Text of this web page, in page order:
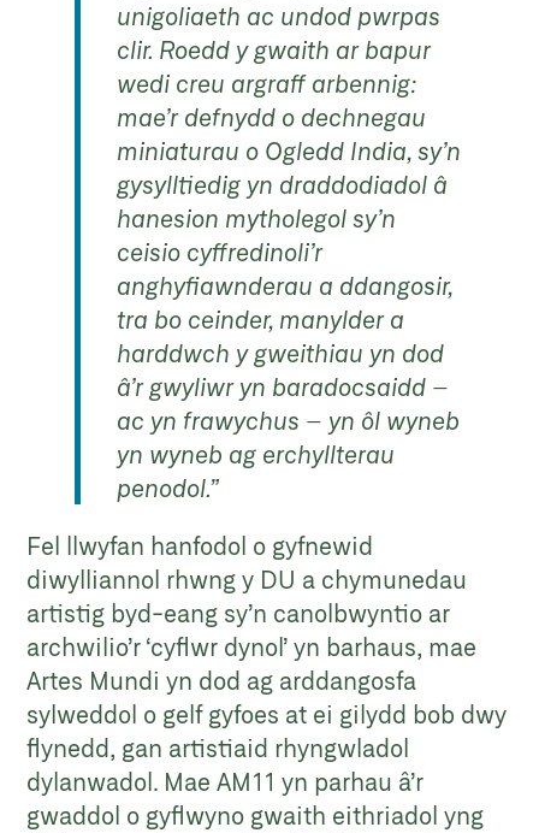
unigoliaeth ac undod pwrpas
clir. Roedd y gwaith ar bapur
wedi creu argraff arbennig:
mae’r defnydd o dechnegau
miniaturau o Ogledd India, sy’n
gysylltiedig yn draddodiadol â
hanesion mytholegol sy’n
ceisio cyffredinoli’r
anghyfiawnderau a ddangosir,
tra bo ceinder, manylder a
harddwch y gweithiau yn dod
â’r gwyliwr yn baradocsaidd –
ac yn frawychus – yn ôl wyneb
yn wyneb ag erchyllterau
penodol.”
Fel llwyfan hanfodol o gyfnewid
diwylliannol rhwng y DU a chymunedau
artistig byd-eang sy’n canolbwyntio ar
archwilio’r ‘cyflwr dynol’ yn barhaus, mae
Artes Mundi yn dod ag arddangosfa
sylweddol o gelf gyfoes at ei gilydd bob dwy
flynedd, gan artistiaid rhyngwladol
dylanwadol. Mae AM11 yn parhau â’r
gwaddol o gyflwyno gwaith eithriadol yng